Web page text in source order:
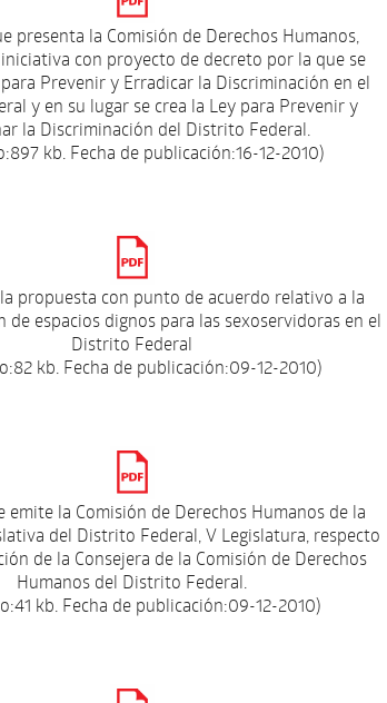
presenta la Comisión de Derechos Humanos,
con proyecto de decreto por la que se
Prevenir y Erradicar la Discriminación en el
y en su lugar se crea la Ley para Prevenir y
la Discriminación del Distrito Federal.
kb. Fecha de publicación:16-12-2010)
propuesta con punto de acuerdo relativo a la
de espacios dignos para las sexoservidoras en el
Distrito Federal
kb. Fecha de publicación:09-12-2010)
emite la Comisión de Derechos Humanos de la
del Distrito Federal, V Legislatura, respecto
de la Consejera de la Comisión de Derechos
Humanos del Distrito Federal.
kb. Fecha de publicación:09-12-2010)